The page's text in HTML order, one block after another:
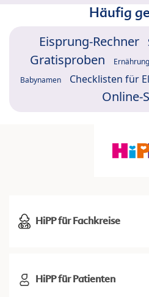
Häufig
Eisprung-Rechner
Gratisproben
Babynamen Checklisten für
Online-
HiPP für Fachkreise
HiPP für Patienten